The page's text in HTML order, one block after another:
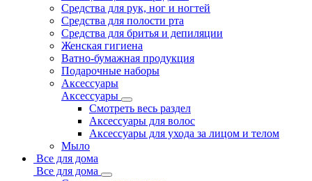
Средства для рук, ног и ногтей
Средства для полости рта
Средства для бритья и депиляции
Женская гигиена
Ватно-бумажная продукция
Подарочные наборы
Аксессуары
Аксессуары
Смотреть весь раздел
Аксессуары для волос
Аксессуары для ухода за лицом и телом
Мыло
Все для дома
Все для дома